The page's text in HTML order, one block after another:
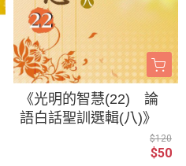
《光明的智慧(22) 論
語白話聖訓選輯(八)》
$120
$50